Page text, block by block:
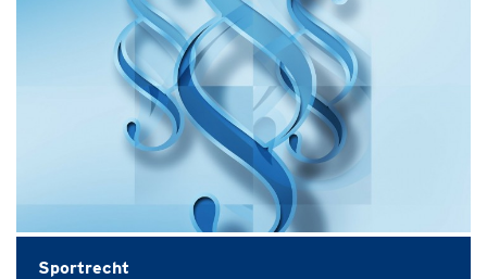
Sportrecht